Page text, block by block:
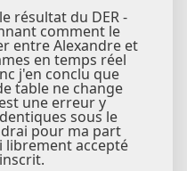
résultat du DER -
comment le
entre Alexandre et
en temps réel
j'en conclu que
table ne change
une erreur y
sous le
pour ma part
librement accepté